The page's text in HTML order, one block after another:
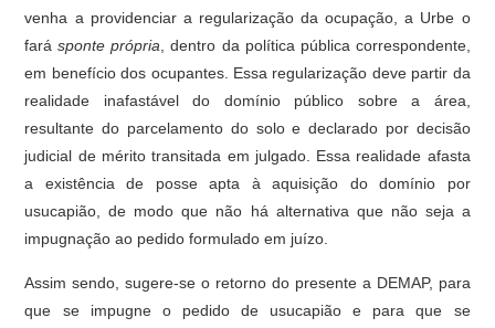
venha a providenciar a regularização da ocupação, a Urbe o
farásponte própria , dentro da política pública correspondente,
em benefício dos ocupantes. Essa regularização deve partir da
realidade inafastável do domínio público sobre a área,
resultante do parcelamento do solo e declarado por decisão
judicial de mérito transitada em julgado. Essa realidade afasta
a existência de posse apta à aquisição do domínio por
usucapião, de modo que não há alternativa que não seja a
impugnação ao pedido formulado em juízo.
Assim sendo, sugere-se o retorno do presente a DEMAP, para
que se impugne o pedido de usucapião e para que se